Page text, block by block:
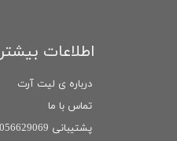
اطلاعات بیشتر
درباره ی لیت آرت
تماس با ما
پشتیبانی 09056629069